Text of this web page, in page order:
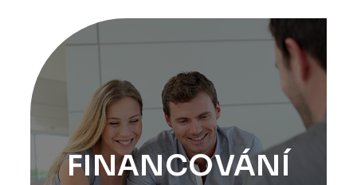
FINANCOVÁNÍ